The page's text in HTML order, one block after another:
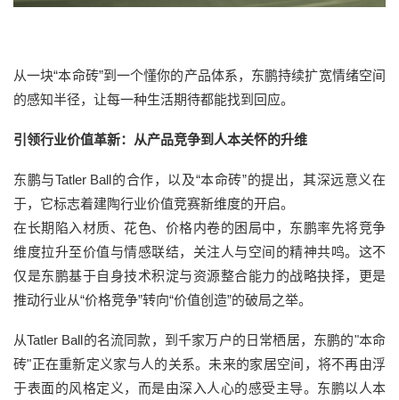
从一块“本命砖”到一个懂你的产品体系，东鹏持续扩宽情绪空间
的感知半径，让每一种生活期待都能找到回应。
引领行业价值革新：从产品竞争到人本关怀的升维
东鹏与Tatler Ball的合作，以及“本命砖”的提出，其深远意义在
于，它标志着建陶行业价值竞赛新维度的开启。
在长期陷入材质、花色、价格内卷的困局中，东鹏率先将竞争
维度拉升至价值与情感联结，关注人与空间的精神共鸣。这不
仅是东鹏基于自身技术积淀与资源整合能力的战略抉择，更是
推动行业从“价格竞争”转向“价值创造”的破局之举。
从Tatler Ball的名流同款，到千家万户的日常栖居，东鹏的"本命
砖"正在重新定义家与人的关系。未来的家居空间，将不再由浮
于表面的风格定义，而是由深入人心的感受主导。东鹏以人本